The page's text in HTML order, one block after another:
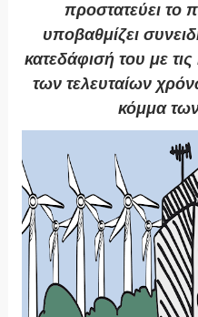
προστατεύει το
υποβαθμίζει
κατεδάφισή του με
των τελευταίων
κόμμα